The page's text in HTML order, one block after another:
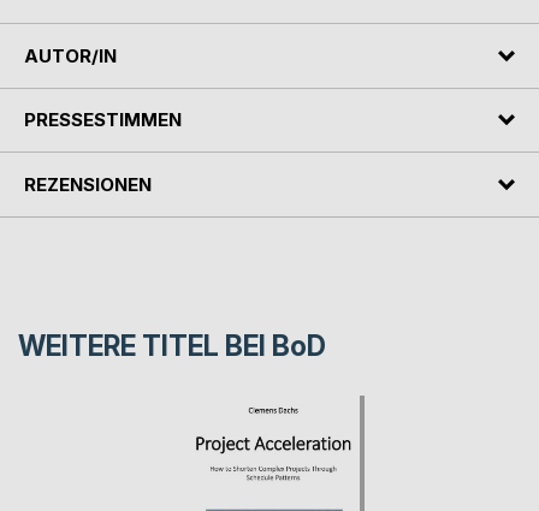
AUTOR/IN
PRESSESTIMMEN
REZENSIONEN
WEITERE TITEL BEI BoD